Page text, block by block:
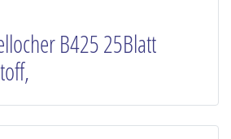
B425 25Blatt